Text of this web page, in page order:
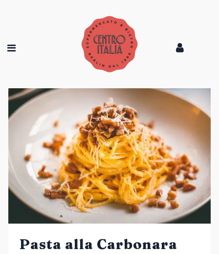
Pasta alla Carbonara